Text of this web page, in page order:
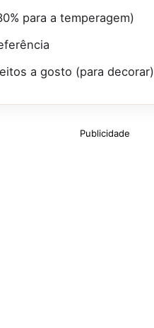
para a temperagem)
a gosto (para decorar)
Publicidade